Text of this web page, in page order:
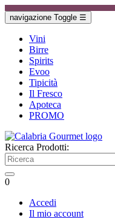
navigazione Toggle ☰
Vini
Birre
Spirits
Evoo
Tipicità
Il Fresco
Apoteca
PROMO
Ricerca Prodotti:
0
Accedi
Il mio account